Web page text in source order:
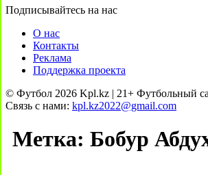
Подписывайтесь на нас
О нас
Контакты
Реклама
Поддержка проекта
© Футбол 2026 Kpl.kz | 21+ Футбольный
Связь с нами: kpl.kz2022@gmail.com
Метка: Бобур